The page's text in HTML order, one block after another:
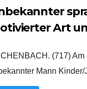
Art
(717)
Mann